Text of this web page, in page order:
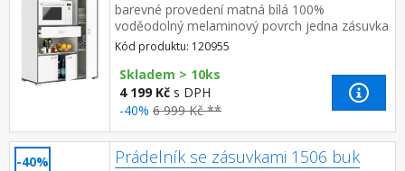
barevné provedení matná bílá 100%
voděodolný melaminový povrch jedna zásuvka
s kovovými pojezdy, rozměr zásuvky (š/h/v) 52
× 33 × 7 cm prostor pro mik...
Kód produktu: 120955
Skladem > 10ks
4 199 Kč s DPH
-40% 6 999 Kč **
-40% Prádelník se zásuvkami 1506 buk